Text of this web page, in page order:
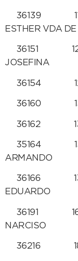
36139 115
ESTHER VDA
36151 125
JOSEFINA
36154 127
36160 133
36162 135
35164 137
ARMANDO
36166 139
EDUARDO
36191 164
NARCISO
36216 181